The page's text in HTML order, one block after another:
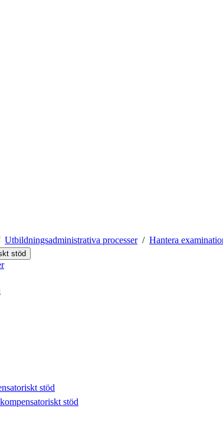
Utbildningsadministrativa processer Hantera
stöd
stöd
stöd